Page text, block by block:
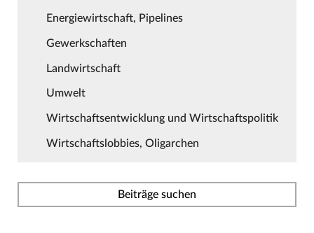
Energiewirtschaft, Pipelines
Gewerkschaften
Landwirtschaft
Umwelt
Wirtschaftsentwicklung und Wirtschaftspolitik
Wirtschaftslobbies, Oligarchen
Beiträge suchen